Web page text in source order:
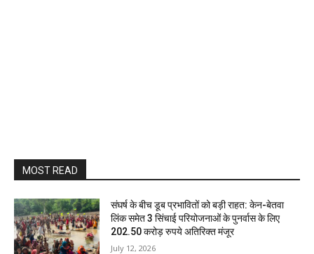
MOST READ
संघर्ष के बीच डूब प्रभावितों को बड़ी राहत: केन-बेतवा
लिंक समेत 3 सिंचाई परियोजनाओं के पुनर्वास के लिए
202.50 करोड़ रुपये अतिरिक्त मंजूर
July 12, 2026